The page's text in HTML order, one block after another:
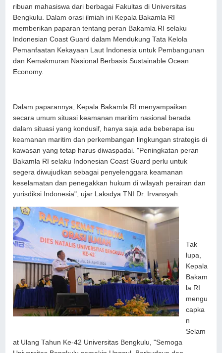
ribuan mahasiswa dari berbagai Fakultas di Universitas
Bengkulu. Dalam orasi ilmiah ini Kepala Bakamla RI
memberikan paparan tentang peran Bakamla RI selaku
Indonesian Coast Guard dalam Mendukung Tata Kelola
Pemanfaatan Kekayaan Laut Indonesia untuk Pembangunan
dan Kemakmuran Nasional Berbasis Sustainable Ocean
Economy.
Dalam paparannya, Kepala Bakamla RI menyampaikan
secara umum situasi keamanan maritim nasional berada
dalam situasi yang kondusif, hanya saja ada beberapa isu
keamanan maritim dan perkembangan lingkungan strategis di
kawasan yang tetap harus diwaspadai. "Peningkatan peran
Bakamla RI selaku Indonesian Coast Guard perlu untuk
segera diwujudkan sebagai penyelenggara keamanan
keselamatan dan penegakkan hukum di wilayah perairan dan
yurisdiksi Indonesia", ujar Laksdya TNI Dr. Irvansyah.
Tak
lupa,
Kepala
Bakam
la RI
mengu
capka
n
Selam
at Ulang Tahun Ke-42 Universitas Bengkulu, "Semoga